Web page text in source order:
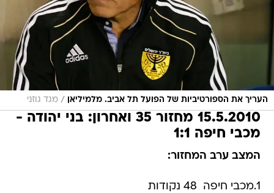
העריך את הספורטיביות של הפועל תל אביב. מלמיליאן / מגד גוזני
15.5.2010 מחזור 35 ואחרון: בני יהודה -
מכבי חיפה 1:1
המצב ערב המחזור:
1.מכבי חיפה  48 נקודות